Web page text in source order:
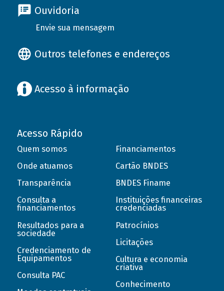
Ouvidoria
Envie sua mensagem
Outros telefones e endereços
Acesso à informação
Acesso Rápido
Quem somos
Onde atuamos
Transparência
Consulta a
financiamentos
Resultados para a
sociedade
Credenciamento de
Equipamentos
Consulta PAC
Financiamentos
Cartão BNDES
BNDES Finame
Instituições financeiras
credenciadas
Patrocínios
Licitações
Cultura e economia
criativa
Conhecimento